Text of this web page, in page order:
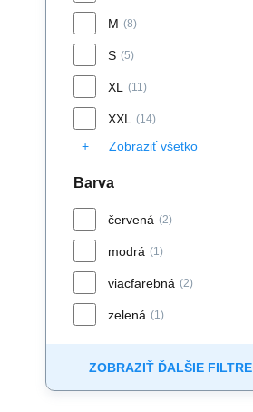
M (8)
S (5)
XL (11)
XXL (14)
Zobraziť všetko
Barva
červená (2)
modrá (1)
viacfarebná (2)
zelená (1)
ZOBRAZIŤ ĎALŠIE FILTRE